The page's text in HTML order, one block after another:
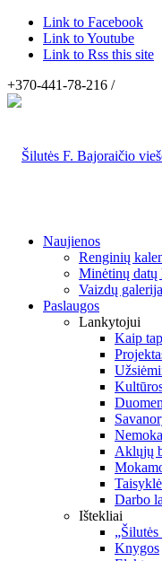
Link to Facebook
Link to Youtube
Link to Rss this site
+370-441-78-216 /
Naujienos
Renginių
Minėtinų datų
Vaizdų galerija
Paslaugos
Lankytojui
Kaip
Aklųjų
Darbo
Ištekliai
Knygos